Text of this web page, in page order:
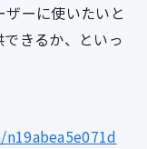
ーに使いたいと
きるか、といっ